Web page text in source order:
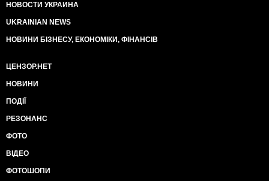
НОВОСТИ УКРАИНА
UKRAINIAN NEWS
НОВИНИ БІЗНЕСУ, ЕКОНОМІКИ, ФІНАНСІВ
ЦЕНЗОР.НЕТ
НОВИНИ
ПОДІЇ
РЕЗОНАНС
ФОТО
ВІДЕО
ФОТОШОПИ